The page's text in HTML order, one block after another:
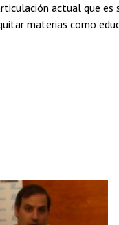
actual que
materias como